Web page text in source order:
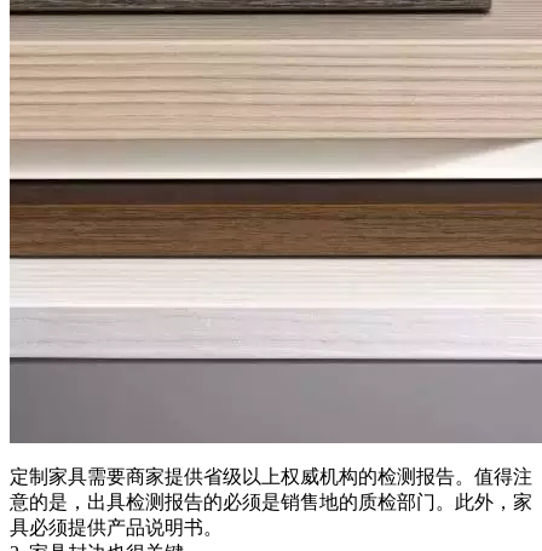
定制家具需要商家提供省级以上权威机构的检测报告。值得注
意的是，出具检测报告的必须是销售地的质检部门。此外，家
具必须提供产品说明书。